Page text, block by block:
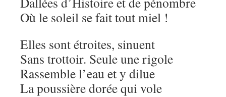
Où le soleil se fait tout miel !
Elles sont étroites, sinuent
Sans trottoir. Seule une rigole
Rassemble l’eau et y dilue
La poussière dorée qui vole